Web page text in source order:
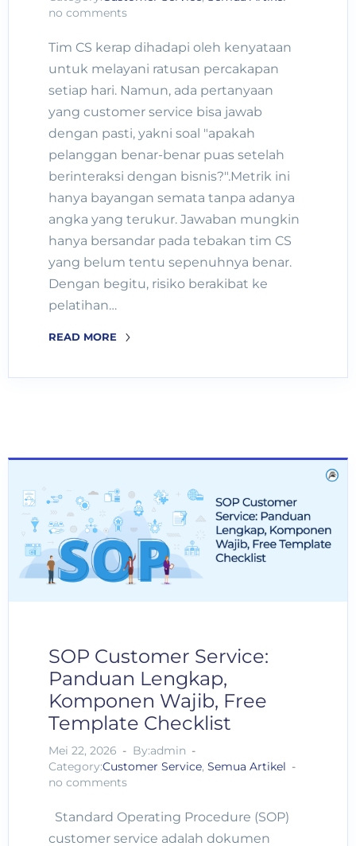
no comments
Tim CS kerap dihadapi oleh kenyataan
untuk melayani ratusan percakapan
setiap hari. Namun, ada pertanyaan
yang customer service bisa jawab
dengan pasti, yakni soal "apakah
pelanggan benar-benar puas setelah
berinteraksi dengan bisnis?".Metrik ini
hanya bayangan semata tanpa adanya
angka yang terukur. Jawaban mungkin
hanya bersandar pada tebakan tim CS
yang belum tentu sepenuhnya benar.
Dengan begitu, risiko berakibat ke
pelatihan…
READ MORE
SOP Customer Service:
Panduan Lengkap,
Komponen Wajib, Free
Template Checklist
Mei 22, 2026
By:admin
Category:Customer Service, Semua Artikel
no comments
Standard Operating Procedure (SOP)
customer service adalah dokumen